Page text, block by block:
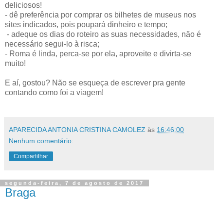
deliciosos!
- dê preferência por comprar os bilhetes de museus nos
sites indicados, pois poupará dinheiro e tempo;
- adeque os dias do roteiro as suas necessidades, não é
necessário segui-lo à risca;
- Roma é linda, perca-se por ela, aproveite e divirta-se
muito!
E aí, gostou? Não se esqueça de escrever pra gente
contando como foi a viagem!
APARECIDA ANTONIA CRISTINA CAMOLEZ às 16:46:00
Nenhum comentário:
Compartilhar
segunda-feira, 7 de agosto de 2017
Braga